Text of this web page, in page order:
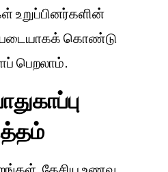
உறுப்பினர்களின்
கொண்டு
பெறலாம்.
தேசிய உணவு